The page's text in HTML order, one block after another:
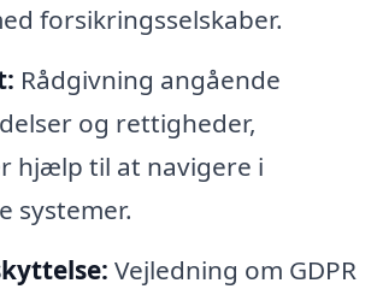
forsikringsselskaber.
Rådgivning angående
og rettigheder,
hjælp til at navigere i
systemer.
Vejledning om GDPR